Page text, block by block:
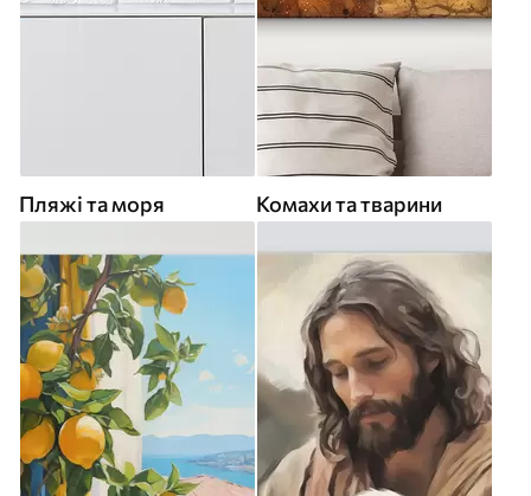
Пляжі та моря Комахи та тварини